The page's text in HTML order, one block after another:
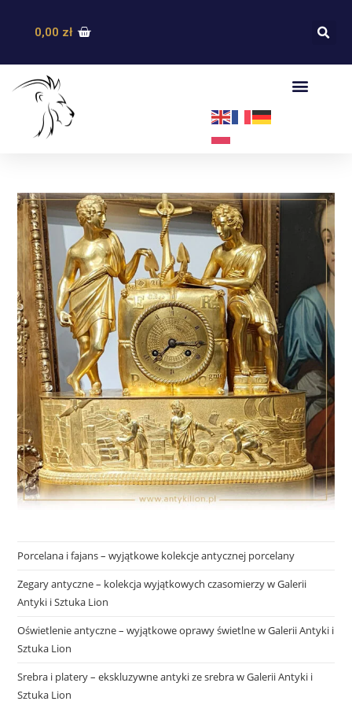
0,00 zł
Porcelana i fajans – wyjątkowe kolekcje antycznej porcelany
Zegary antyczne – kolekcja wyjątkowych czasomierzy w Galerii
Antyki i Sztuka Lion
Oświetlenie antyczne – wyjątkowe oprawy świetlne w Galerii Antyki i
Sztuka Lion
Srebra i platery – ekskluzywne antyki ze srebra w Galerii Antyki i
Sztuka Lion